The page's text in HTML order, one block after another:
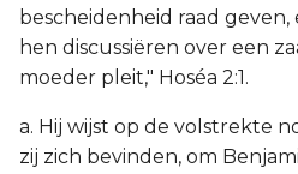
bescheidenheid raad geven,
hen discussiëren over een
moeder pleit," Hoséa 2:1.
a. Hij wijst op de volstrekte
zij zich bevinden, om